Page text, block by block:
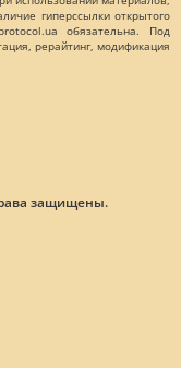
гиперссылки открытого
обязательна. Под
рерайтинг, модификация
защищены.